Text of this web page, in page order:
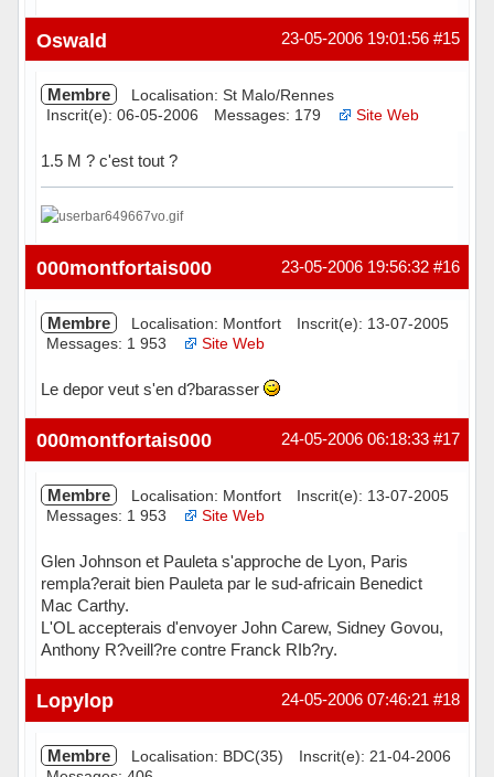
Hors ligne #15
23-05-2006 19:01:56
Oswald
Membre
Localisation: St Malo/Rennes
Inscrit(e): 06-05-2006
Messages: 179 Site Web
1.5 M ? c'est tout ?
Hors ligne #16
23-05-2006 19:56:32
000montfortais000
Membre Localisation: Montfort
Inscrit(e): 13-07-2005
Messages: 1 953
Site Web
Le depor veut s'en d?barasser
Hors ligne #17
24-05-2006 06:18:33
000montfortais000
Membre Localisation: Montfort
Inscrit(e): 13-07-2005
Messages: 1 953
Site Web
Glen Johnson et Pauleta s'approche de Lyon, Paris
rempla?erait bien Pauleta par le sud-africain Benedict
Mac Carthy.
L'OL accepterais d'envoyer John Carew, Sidney Govou,
Anthony R?veill?re contre Franck RIb?ry.
Hors ligne #18
24-05-2006 07:46:21
Lopylop
Membre Localisation: BDC(35)
Inscrit(e): 21-04-2006